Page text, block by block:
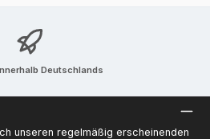
Deutschlands
unseren regelmäßig erscheinenden